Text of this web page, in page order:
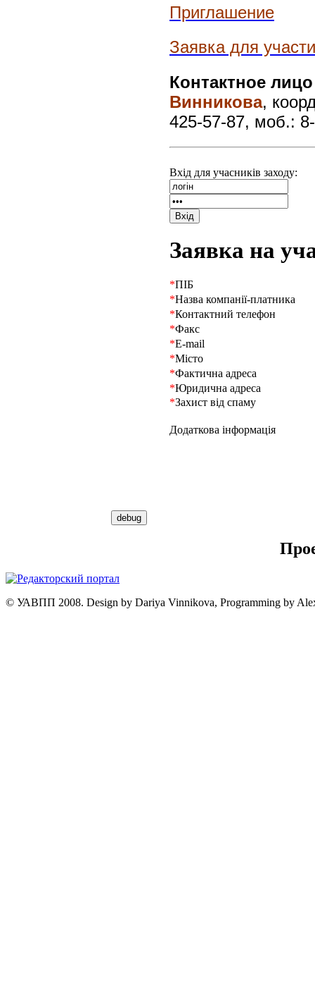
Приглашение
Заявка для
Контактное
Винникова,
425-57-87, моб.:
Вхід для учасників заходу:
Вхід
Заявка на
*ПІБ
*Назва компанії-платника
*Контактний телефон
*Факс
*E-mail
*Місто
*Фактична адреса
*Юридична адреса
*Захист від спаму
Додаткова інформація
© УАВПП 2008. Design by Dariya Vinnikova, Programming by